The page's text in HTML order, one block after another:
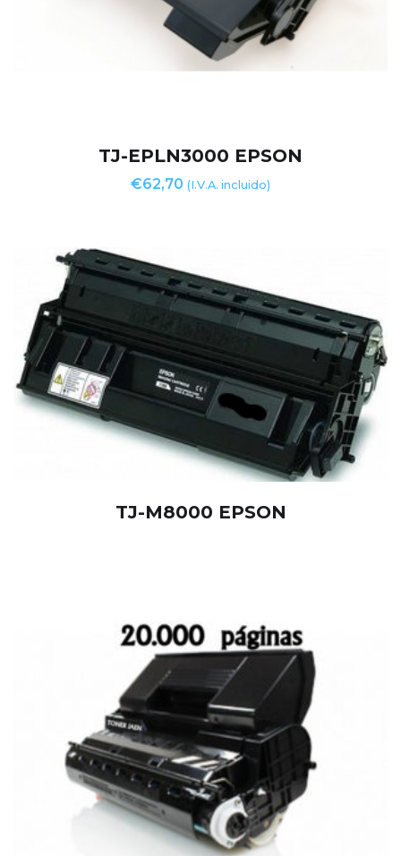
TJ-EPLN3000 EPSON
€62,70 (I.V.A. incluido)
TJ-M8000 EPSON